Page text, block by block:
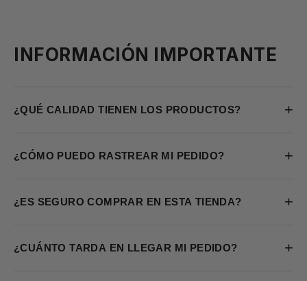
INFORMACIÓN IMPORTANTE
¿QUÉ CALIDAD TIENEN LOS PRODUCTOS? +
¿CÓMO PUEDO RASTREAR MI PEDIDO? +
¿ES SEGURO COMPRAR EN ESTA TIENDA? +
¿CUÁNTO TARDA EN LLEGAR MI PEDIDO? +